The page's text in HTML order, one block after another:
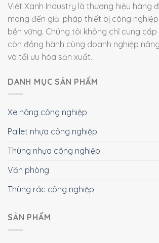
Việt Xanh Industry là thương hiệu hàng
mang đến giải pháp thiết bị công
bền vững. Chúng tôi không chỉ cung
còn đồng hành cùng doanh nghiệp
và tối ưu hóa sản xuất.
DANH MỤC SẢN PHẨM
Xe nâng công nghiệp
Pallet nhựa công nghiệp
Thùng nhựa công nghiệp
Văn phòng
Thùng rác công nghiệp
SẢN PHẨM